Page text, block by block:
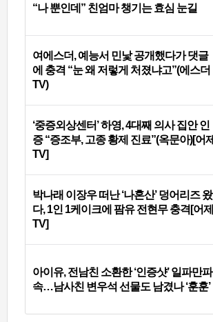
“나 뿐인데” 친엄마 챙기는 효심 눈길
여에스더, 예능서 민낯 공개했다가 댓글
에 충격 “눈 왜 저렇게 처졌냐고”(에스더
TV)
‘중증외상센터’ 하영, 4대째 의사 집안 인
증 “증조부, 고종 황제 진료”(옥문아)[어제
TV]
박나래 이장우 떠난 ‘나혼산’ 덩어리즈 왔
다, 1인 1케이크에 팜유 전현무 충격[어제
TV]
아이유, 전남친 소환한 ‘인증샷’ 일파만파
속…남사친 변우석 선물도 남겼나 ‘훈훈’